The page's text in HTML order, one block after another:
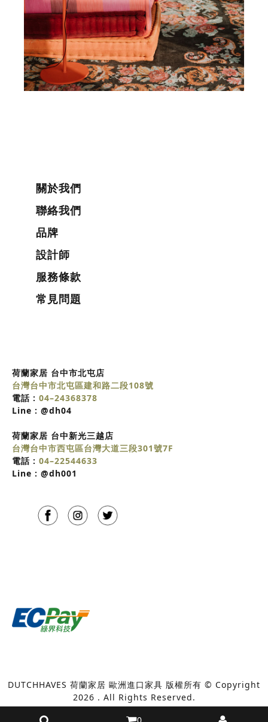
關於我們
聯絡我們
品牌
設計師
服務條款
常見問題
荷蘭家居 台中市北屯店
台灣台中市北屯區建和路二段108號
電話 : 04–24368378
Line : @dh04
荷蘭家居 台中新光三越店
台灣台中市西屯區台灣大道三段301號7F
電話 : 04–22544633
Line : @dh001
DUTCHHAVES 荷蘭家居 歐洲進口家具 版權所有 © Copyright
2026 . All Rights Reserved.